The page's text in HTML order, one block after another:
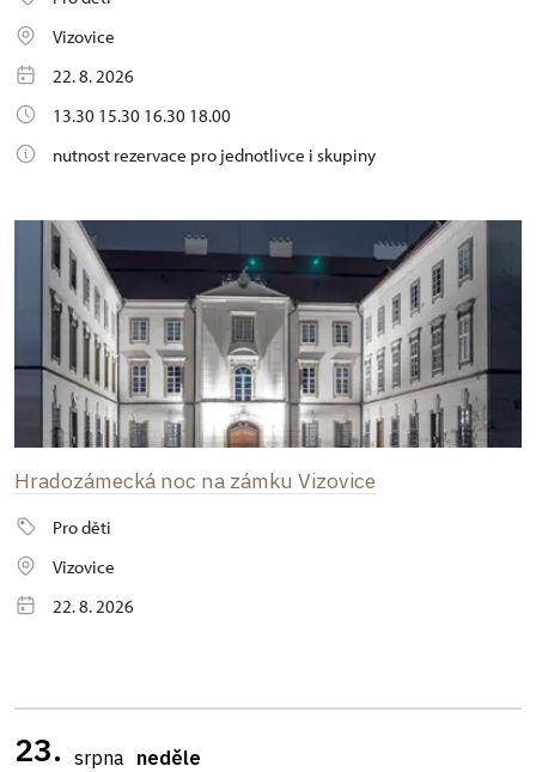
Vizovice
22. 8. 2026
13.30 15.30 16.30 18.00
nutnost rezervace pro jednotlivce i skupiny
Hradozámecká noc na zámku Vizovice
Pro děti
Vizovice
22. 8. 2026
23. srpna neděle